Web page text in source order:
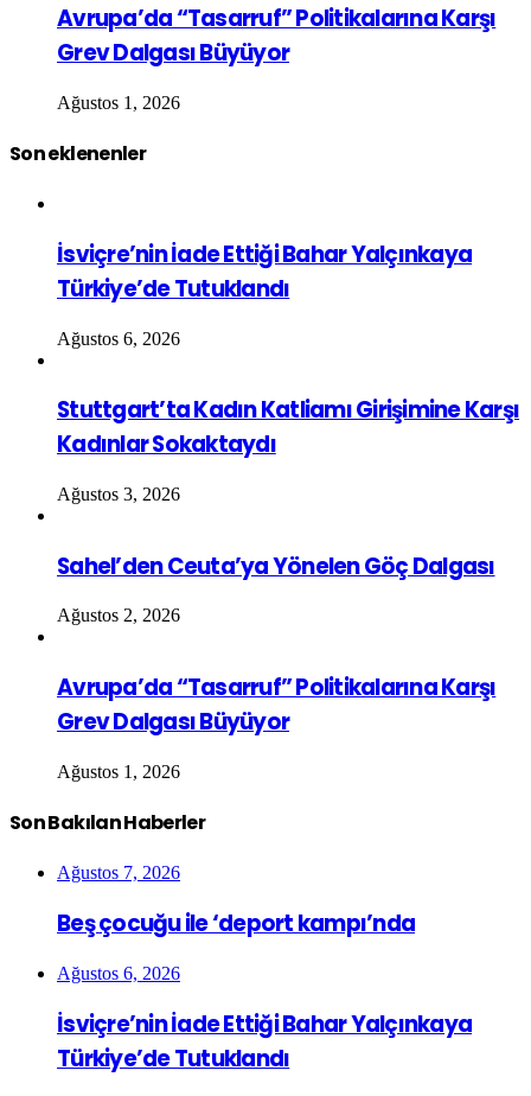
Avrupa’da “Tasarruf” Politikalarına Karşı
Grev Dalgası Büyüyor
Ağustos 1, 2026
Son eklenenler
İsviçre’nin İade Ettiği Bahar Yalçınkaya
Türkiye’de Tutuklandı
Ağustos 6, 2026
Stuttgart’ta Kadın Katliamı Girişimine Karşı
Kadınlar Sokaktaydı
Ağustos 3, 2026
Sahel’den Ceuta’ya Yönelen Göç Dalgası
Ağustos 2, 2026
Avrupa’da “Tasarruf” Politikalarına Karşı
Grev Dalgası Büyüyor
Ağustos 1, 2026
Son Bakılan Haberler
Ağustos 7, 2026
Beş çocuğu ile ‘deport kampı’nda
Ağustos 6, 2026
İsviçre’nin İade Ettiği Bahar Yalçınkaya
Türkiye’de Tutuklandı